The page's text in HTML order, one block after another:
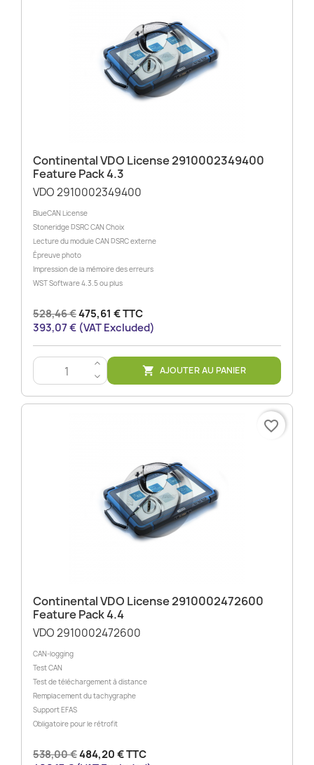
Continental VDO License 2910002349400
Feature Pack 4.3
VDO 2910002349400
BlueCAN License
Stoneridge DSRC CAN Choix
Lecture du module CAN DSRC externe
Épreuve photo
Impression de la mémoire des erreurs
WST Software 4.3.5 ou plus
528,46 €475,61 € TTC
393,07 € (VAT Excluded)
>
<
 AJOUTER AU PANIER
Continental VDO License 2910002472600
Feature Pack 4.4
VDO 2910002472600
CAN-logging
Test CAN
Test de téléchargement à distance
Remplacement du tachygraphe
Support EFAS
Obligatoire pour le rétrofit
538,00 €484,20 € TTC
favorite_border